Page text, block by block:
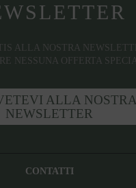
ALLA NOSTRA
NESSUNA OFFERTA
ALLA NOSTRA
NEWSLETTER
CONTATTI